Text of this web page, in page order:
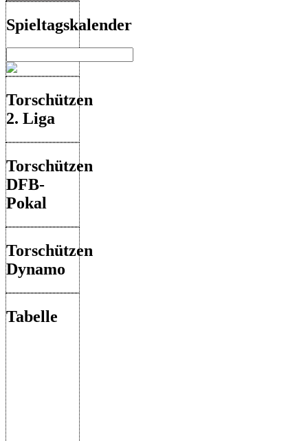
Spieltagskalender
Torschützen
2. Liga
Torschützen
DFB-
Pokal
Torschützen
Dynamo
Tabelle